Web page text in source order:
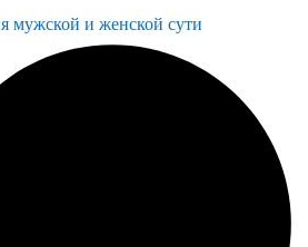
мужской и женской сути